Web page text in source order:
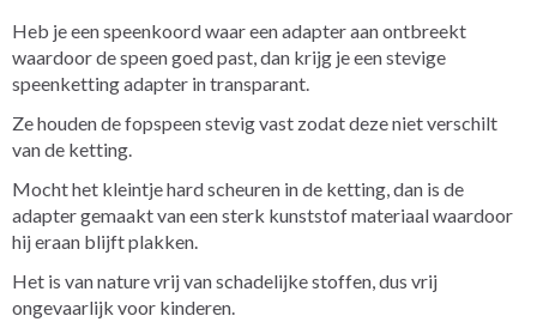
Heb je een speenkoord waar een adapter aan ontbreekt
waardoor de speen goed past, dan krijg je een stevige
speenketting adapter in transparant.
Ze houden de fopspeen stevig vast zodat deze niet verschilt
van de ketting.
Mocht het kleintje hard scheuren in de ketting, dan is de
adapter gemaakt van een sterk kunststof materiaal waardoor
hij eraan blijft plakken.
Het is van nature vrij van schadelijke stoffen, dus vrij
ongevaarlijk voor kinderen.